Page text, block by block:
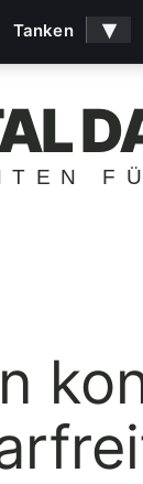
Tanken ▾